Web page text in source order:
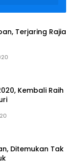
Terjaring Rajia
Kembali Raih
Ditemukan Tak